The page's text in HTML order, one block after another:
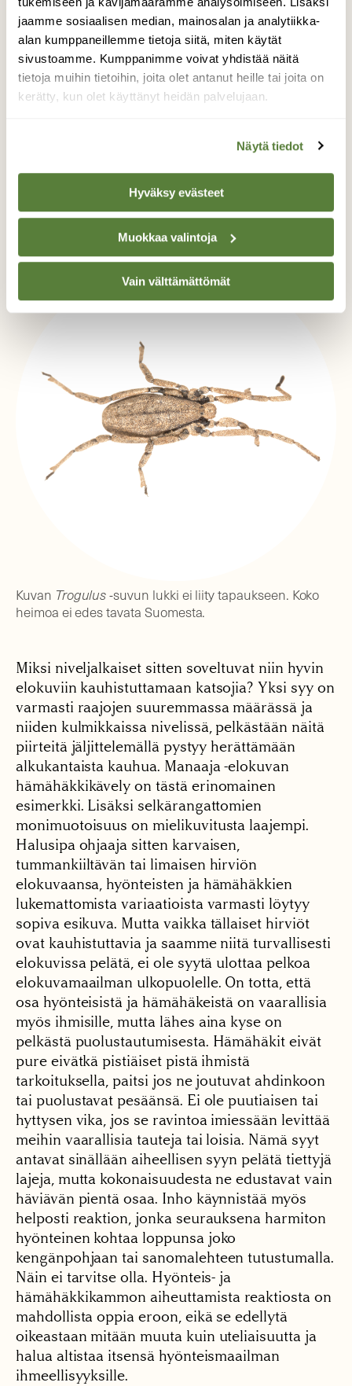
jaamme sosiaalisen median, mainosalan ja analytiikka-
alan kumppaneillemme tietoja siitä, miten käytät
sivustoamme. Kumppanimme voivat yhdistää näitä
tietoja muihin tietoihin, joita olet antanut heille tai joita on
kerätty, kun olet käyttänyt heidän palvelujaan.
Näytä tiedot
Hyväksy evästeet
Muokkaa valintoja
Vain välttämättömät
(Aliens), mutta se on karminut siitä lähtien.
Tapa jolla otus liikkuu salamannopeasti ja
syöksyy uhrinsa kasvoihin kiinni puristaen
nivelikkäät raajansa tiukasti uhrin pään
ympärille ja pitkän siimamaisen häntänsä uhrin
voimakkaasti syövyttävää happoa, joten sitä ei
voi myöskään leikata pois uhrinsa kasvoilta.
Tehokkaampaa selkärangattomista
inspiroitunutta tappajaa ei ole vielä keksitty.
Kuvan Trogulus-suvun lukki ei liity tapaukseen. Koko
heimoa ei edes tavata Suomesta.
Miksi niveljalkaiset sitten soveltuvat niin hyvin
elokuviin kauhistuttamaan katsojia? Yksi syy on
varmasti raajojen suuremmassa määrässä ja
niiden kulmikkaissa nivelissä, pelkästään näitä
piirteitä jäljittelemällä pystyy herättämään
alkukantaista kauhua. Manaaja -elokuvan
hämähäkkikävely on tästä erinomainen
esimerkki. Lisäksi selkärangattomien
monimuotoisuus on mielikuvitusta laajempi.
Halusipa ohjaaja sitten karvaisen,
tummankiiltävän tai limaisen hirviön
elokuvaansa, hyönteisten ja hämähäkkien
lukemattomista variaatioista varmasti löytyy
sopiva esikuva. Mutta vaikka tällaiset hirviöt
ovat kauhistuttavia ja saamme niitä turvallisesti
elokuvissa pelätä, ei ole syytä ulottaa pelkoa
elokuvamaailman ulkopuolelle. On totta, että
osa hyönteisistä ja hämähäkeistä on vaarallisia
myös ihmisille, mutta lähes aina kyse on
pelkästä puolustautumisesta. Hämähäkit eivät
pure eivätkä pistiäiset pistä ihmistä
tarkoituksella, paitsi jos ne joutuvat ahdinkoon
tai puolustavat pesäänsä. Ei ole puutiaisen tai
hyttysen vika, jos se ravintoa imiessään levittää
meihin vaarallisia tauteja tai loisia. Nämä syyt
antavat sinällään aiheellisen syyn pelätä tiettyjä
lajeja, mutta kokonaisuudesta ne edustavat vain
häviävän pientä osaa. Inho käynnistää myös
helposti reaktion, jonka seurauksena harmiton
hyönteinen kohtaa loppunsa joko
kengänpohjaan tai sanomalehteen tutustumalla.
Näin ei tarvitse olla. Hyönteis- ja
hämähäkkikammon aiheuttamista reaktiosta on
mahdollista oppia eroon, eikä se edellytä
oikeastaan mitään muuta kuin uteliaisuutta ja
halua altistaa itsensä hyönteismaailman
ihmeellisyyksille.